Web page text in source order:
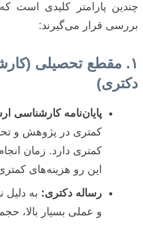
چندین پارامتر کلیدی است
بررسی قرار می‌گیرند:
دکتری)
پایان‌نامه کارشناسی
کمتری در پژوهش و
کمتری دارد. زمان
این رو هزینه‌های
رساله دکتری: به دلیل
و عملی بسیار بالا،